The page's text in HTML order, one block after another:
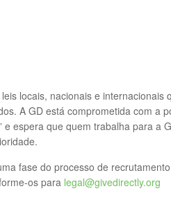
locais, nacionais e internacionais
A GD está comprometida com a
espera que quem trabalha para a
fase do processo de
os para legal@givedirectly.org